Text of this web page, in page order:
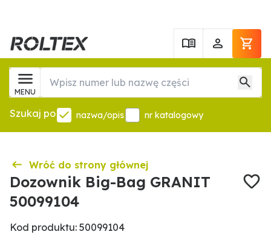
MENU
Szukaj po nazwa/opis nr katalogowy
Wróć do strony głównej
Dozownik Big-Bag GRANIT
50099104
Kod produktu: 50099104